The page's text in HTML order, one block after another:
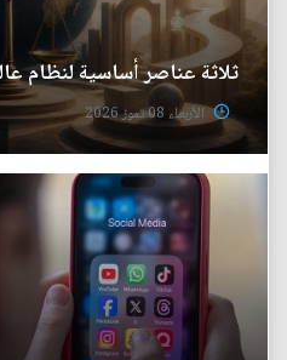
ثلاثة عناصر أساسية لنظام
الأربعاء 08 تموز 2026